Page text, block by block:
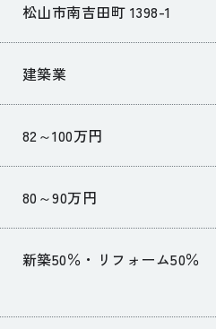
松山市南吉田町 1398-1
建築業
82～100万円
80～90万円
新築50％・リフォーム50％